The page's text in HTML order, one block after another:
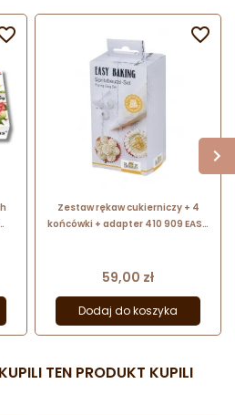
Zestaw rękaw cukierniczy + 4
końcówki + adapter 410 909 EASY
Cena
59,00 zł
Dodaj do koszyka

TEN PRODUKT KUPILI